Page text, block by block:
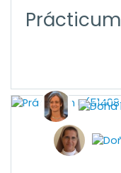
Prácticum